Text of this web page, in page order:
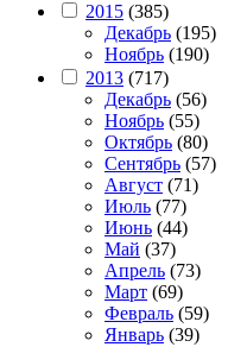
2015 (385)
Декабрь (195)
Ноябрь (190)
2013 (717)
Декабрь (56)
Ноябрь (55)
Октябрь (80)
Сентябрь (57)
Август (71)
Июль (77)
Июнь (44)
Май (37)
Апрель (73)
Март (69)
Февраль (59)
Январь (39)